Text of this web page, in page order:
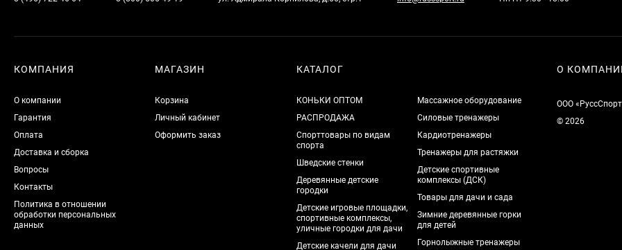
КОМПАНИЯ
О компании
Гарантия
Оплата
Доставка и сборка
Вопросы
Контакты
Политика в отношении
обработки персональных
данных
МАГАЗИН
Корзина
Личный кабинет
Оформить заказ
КАТАЛОГ
КОНЬКИ ОПТОМ
РАСПРОДАЖА
Спорттовары по видам
спорта
Шведские стенки
Деревянные детские
городки
Детские игровые площадки,
спортивные комплексы,
уличные городки для дачи
Детские качели для дачи
Массажное оборудование
Силовые тренажеры
Кардиотренажеры
Тренажеры для растяжки
Детские спортивные
комплексы (ДСК)
Товары для дачи и сада
Зимние деревянные горки
для детей
Горнолыжные тренажеры
О
ООО
© 2026